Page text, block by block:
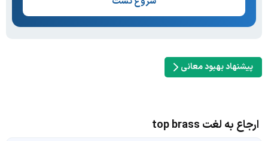
پیشنهاد بهبود معانی
ارجاع به لغت top brass